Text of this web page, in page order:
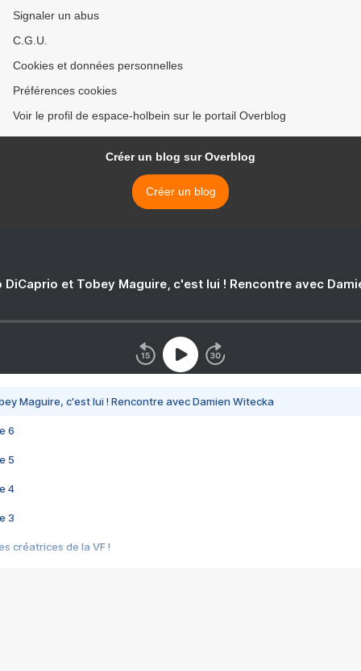
Signaler un abus
C.G.U.
Cookies et données personnelles
Préférences cookies
Voir le profil de espace-holbein sur le portail Overblog
Créer un blog sur Overblog
Créer un blog
DiCaprio et Tobey Maguire, c'est lui ! Rencontre avec
Maguire, c'est lui ! Rencontre avec Damien Witecka
6
5
4
3
créatrices de la VF !